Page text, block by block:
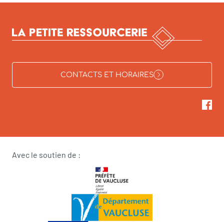
CONTACTS ET HORAIRES
Avec le soutien de :